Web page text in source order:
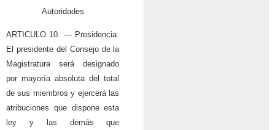
Autoridades
ARTICULO 10. — Presidencia.
El presidente del Consejo de la
Magistratura será designado
por mayoría absoluta del total
de sus miembros y ejercerá las
atribuciones que dispone esta
ley y las demás que